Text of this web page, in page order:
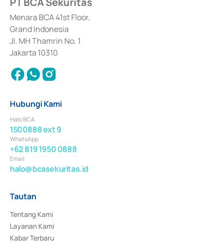
dan izin usaha lainnya dari Bank Indonesia sebagai Lembaga Pendukung
Penerbitan, Transaksi, serta Penatausahaan dan Penyelesaian Transaksi
Surat Berharga Komersial yang izinnya diterbitkan pada tahun 2018.
Menara BCA 41st Floor,
Grand Indonesia
Jl. MH Thamrin No. 1
Jakarta 10310
Hubungi Kami
Halo BCA
1500888 ext 9
WhatsApp
+62 819 1950 0888
Email
halo@bcasekuritas.id
Tautan
Tentang Kami
Layanan Kami
Kabar Terbaru